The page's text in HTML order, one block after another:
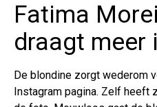
Fatima
draagt meer
De blondine zorgt wederom
Instagram pagina. Zelf heeft